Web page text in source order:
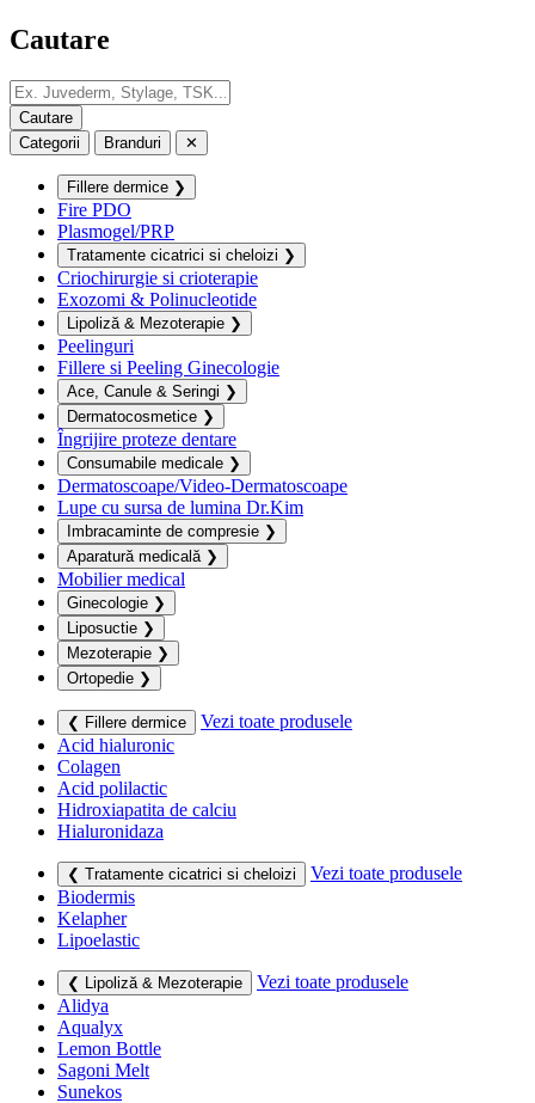
Cautare
Categorii Branduri ✕
Fillere dermice ❯
Fire PDO
Plasmogel/PRP
Tratamente cicatrici si cheloizi ❯
Criochirurgie si crioterapie
Exozomi & Polinucleotide
Lipoliză & Mezoterapie ❯
Peelinguri
Fillere si Peeling Ginecologie
Ace, Canule & Seringi ❯
Dermatocosmetice ❯
Îngrijire proteze dentare
Consumabile medicale ❯
Dermatoscoape/Video-Dermatoscoape
Lupe cu sursa de lumina Dr.Kim
Imbracaminte de compresie ❯
Aparatură medicală ❯
Mobilier medical
Ginecologie ❯
Liposuctie ❯
Mezoterapie ❯
Ortopedie ❯
❮ Fillere dermice
Vezi toate produsele
Acid hialuronic
Colagen
Acid polilactic
Hidroxiapatita de calciu
Hialuronidaza
❮ Tratamente cicatrici si cheloizi
Vezi toate produsele
Biodermis
Kelapher
Lipoelastic
❮ Lipoliză & Mezoterapie
Vezi toate produsele
Alidya
Aqualyx
Lemon Bottle
Sagoni Melt
Sunekos